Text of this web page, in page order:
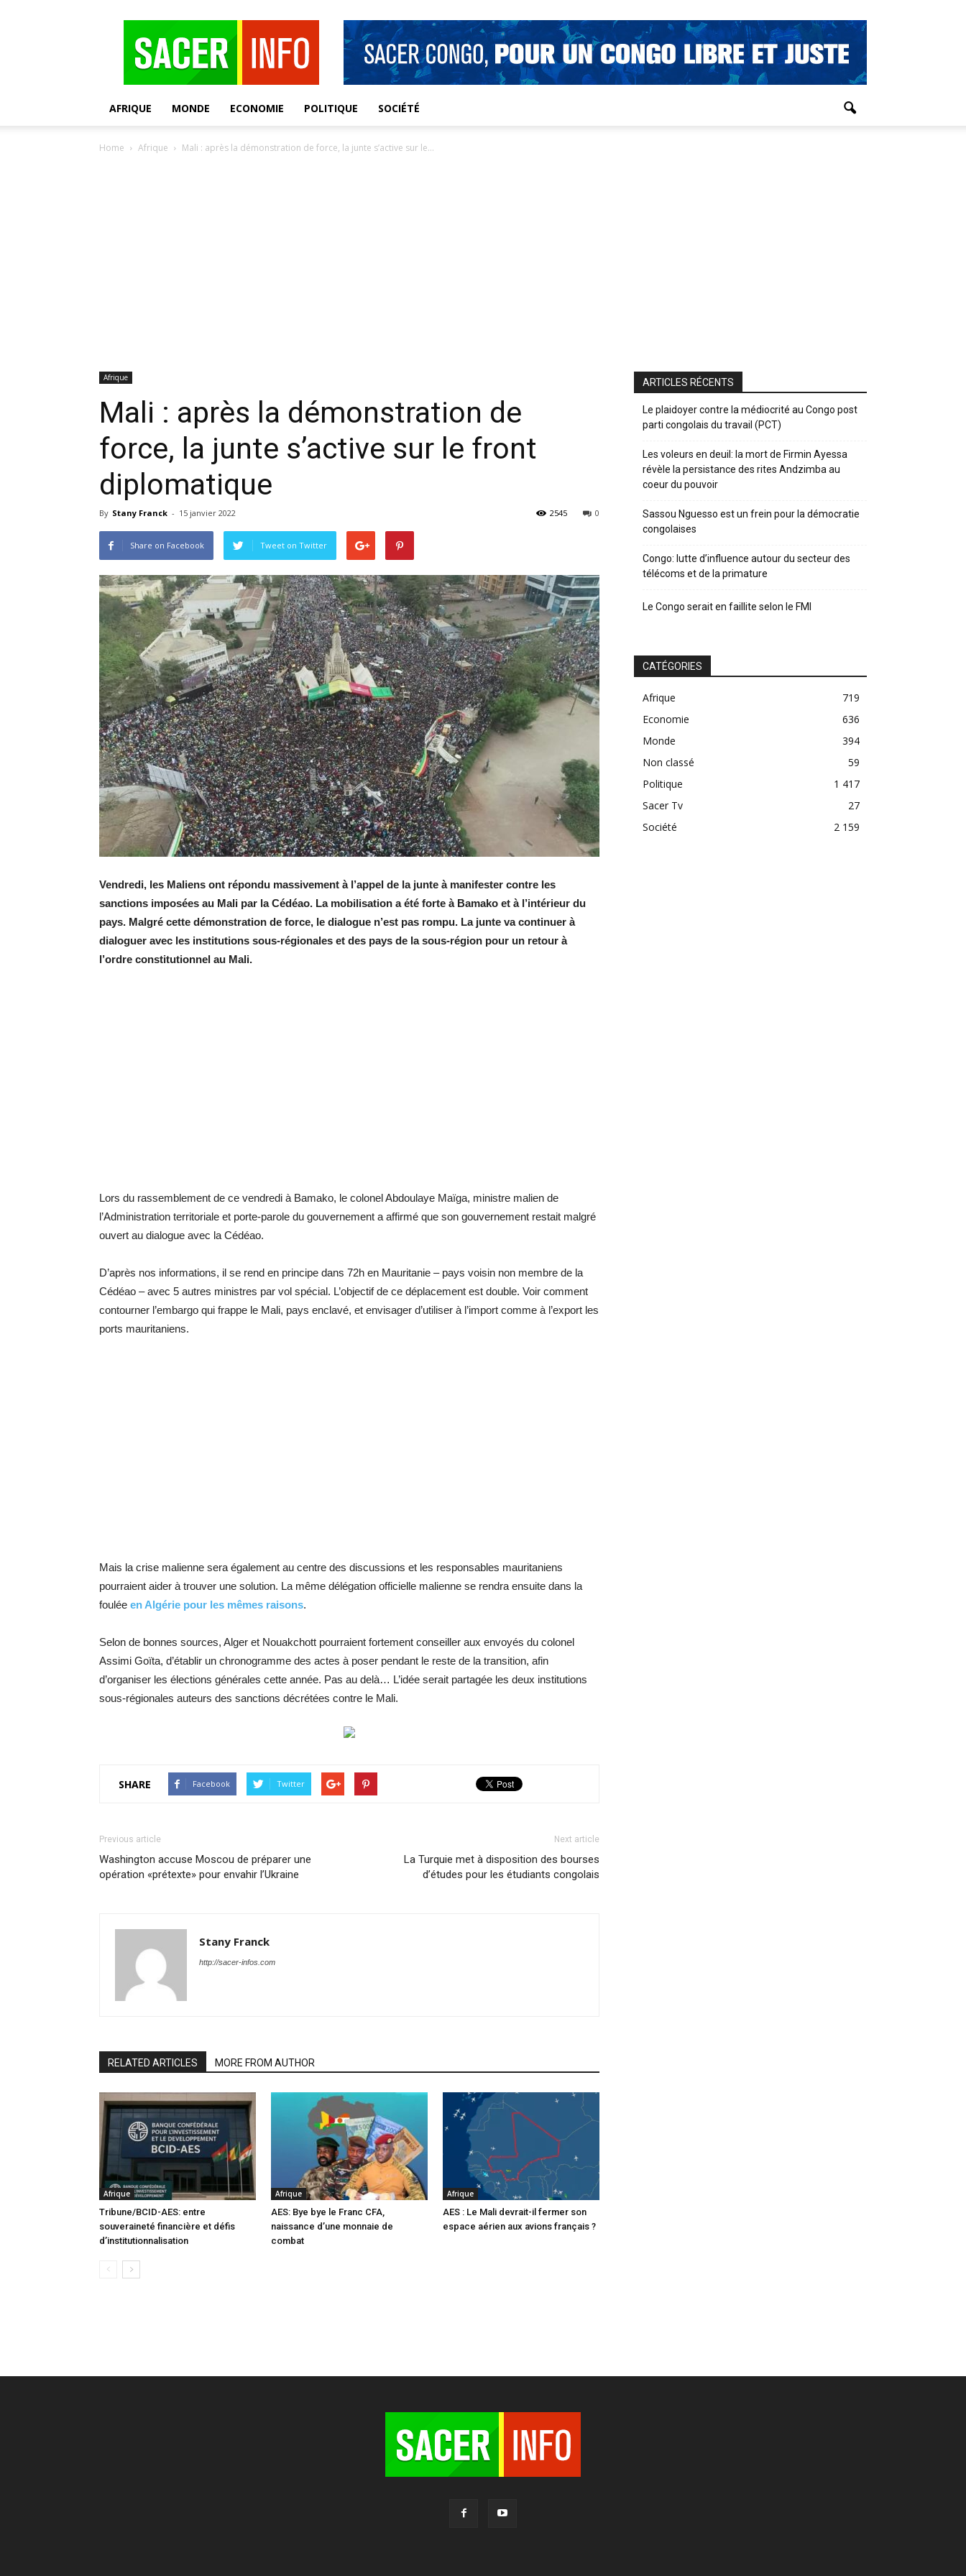
AFRIQUE MONDE ECONOMIE POLITIQUE SOCIÉTÉ
Home Afrique Mali : après la démonstration de force, la junte s’active sur le...
Afrique
Mali : après la démonstration de
force, la junte s’active sur le front
diplomatique
By Stany Franck - 15 janvier 2022 0
2545
Share on Facebook Tweet on Twitter
Vendredi, les Maliens ont répondu massivement à l’appel de la junte à manifester contre les
sanctions imposées au Mali par la Cédéao. La mobilisation a été forte à Bamako et à l’intérieur du
pays. Malgré cette démonstration de force, le dialogue n’est pas rompu. La junte va continuer à
dialoguer avec les institutions sous-régionales et des pays de la sous-région pour un retour à
l’ordre constitutionnel au Mali.
Lors du rassemblement de ce vendredi à Bamako, le colonel Abdoulaye Maïga, ministre malien de
l’Administration territoriale et porte-parole du gouvernement a affirmé que son gouvernement restait malgré
ouvert au dialogue avec la Cédéao.
D’après nos informations, il se rend en principe dans 72h en Mauritanie – pays voisin non membre de la
Cédéao – avec 5 autres ministres par vol spécial. L’objectif de ce déplacement est double. Voir comment
contourner l’embargo qui frappe le Mali, pays enclavé, et envisager d’utiliser à l’import comme à l’export les
ports mauritaniens.
Mais la crise malienne sera également au centre des discussions et les responsables mauritaniens
pourraient aider à trouver une solution. La même délégation officielle malienne se rendra ensuite dans la
foulée en Algérie pour les mêmes raisons.
Selon de bonnes sources, Alger et Nouakchott pourraient fortement conseiller aux envoyés du colonel
Assimi Goïta, d’établir un chronogramme des actes à poser pendant le reste de la transition, afin
d’organiser les élections générales cette année. Pas au delà… L’idée serait partagée les deux institutions
sous-régionales auteurs des sanctions décrétées contre le Mali.
SHARE Facebook Twitter
Previous article
Washington accuse Moscou de préparer une
opération «prétexte» pour envahir l’Ukraine
Next article
La Turquie met à disposition des bourses
d’études pour les étudiants congolais
Stany Franck
http://sacer-infos.com
RELATED ARTICLES MORE FROM AUTHOR
Afrique
Tribune/BCID-AES: entre
souveraineté financière et défis
d’institutionnalisation
Afrique
AES: Bye bye le Franc CFA,
naissance d’une monnaie de
combat
Afrique
AES : Le Mali devrait-il fermer son
espace aérien aux avions français ?
ARTICLES RÉCENTS
Le plaidoyer contre la médiocrité au Congo post
parti congolais du travail (PCT)
Les voleurs en deuil: la mort de Firmin Ayessa
révèle la persistance des rites Andzimba au
coeur du pouvoir
Sassou Nguesso est un frein pour la démocratie
congolaises
Congo: lutte d’influence autour du secteur des
télécoms et de la primature
Le Congo serait en faillite selon le FMI
CATÉGORIES
Afrique
719
Economie
636
Monde
394
Non classé
59
Politique
1 417
Sacer Tv
27
Société
2 159